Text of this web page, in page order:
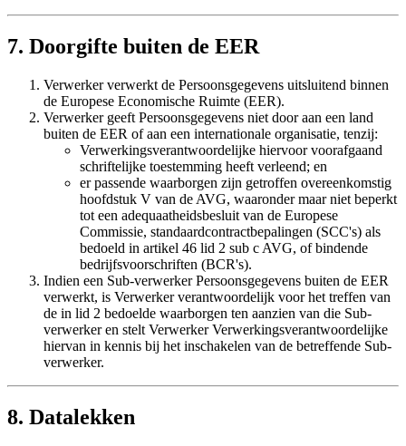
7. Doorgifte buiten de EER
Verwerker verwerkt de Persoonsgegevens uitsluitend binnen
de Europese Economische Ruimte (EER).
Verwerker geeft Persoonsgegevens niet door aan een land
buiten de EER of aan een internationale organisatie, tenzij:
Verwerkingsverantwoordelijke hiervoor voorafgaand
schriftelijke toestemming heeft verleend; en
er passende waarborgen zijn getroffen overeenkomstig
hoofdstuk V van de AVG, waaronder maar niet beperkt
tot een adequaatheidsbesluit van de Europese
Commissie, standaardcontractbepalingen (SCC's) als
bedoeld in artikel 46 lid 2 sub c AVG, of bindende
bedrijfsvoorschriften (BCR's).
Indien een Sub-verwerker Persoonsgegevens buiten de EER
verwerkt, is Verwerker verantwoordelijk voor het treffen van
de in lid 2 bedoelde waarborgen ten aanzien van die Sub-
verwerker en stelt Verwerker Verwerkingsverantwoordelijke
hiervan in kennis bij het inschakelen van de betreffende Sub-
verwerker.
8. Datalekken